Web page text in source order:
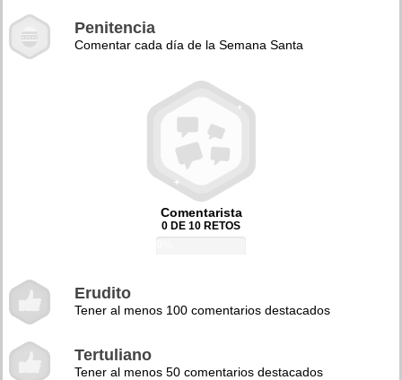
Penitencia
Comentar cada día de la Semana Santa
Comentarista
0 DE 10 RETOS
Erudito
Tener al menos 100 comentarios destacados
Tertuliano
Tener al menos 50 comentarios destacados